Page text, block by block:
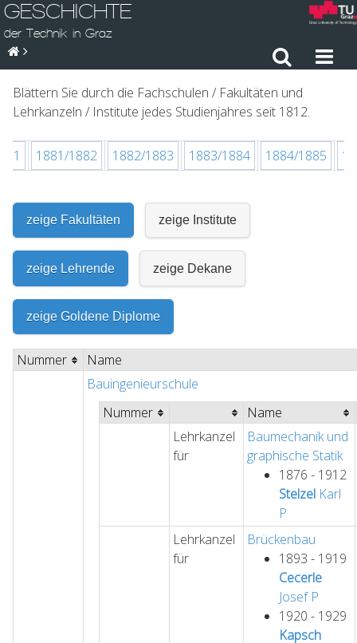
GESCHICHTE
der Technik in Graz
Blättern Sie durch die Fachschulen / Fakultäten und
Lehrkanzeln / Institute jedes Studienjahres seit 1812.
1881/1882 1882/1883 1883/1884 1884/1885
zeige Fakultäten zeige Institute
zeige Lehrende zeige Dekane
zeige Goldene Diplome
Nummer
Name
Bauingenieurschule
Nummer
Name
Lehrkanzel
für
Baumechanik und
graphische Statik
1876 - 1912
Stelzel Karl
P
Lehrkanzel
für
Brückenbau
1893 - 1919
Cecerle
Josef P
1920 - 1929
Kapsch